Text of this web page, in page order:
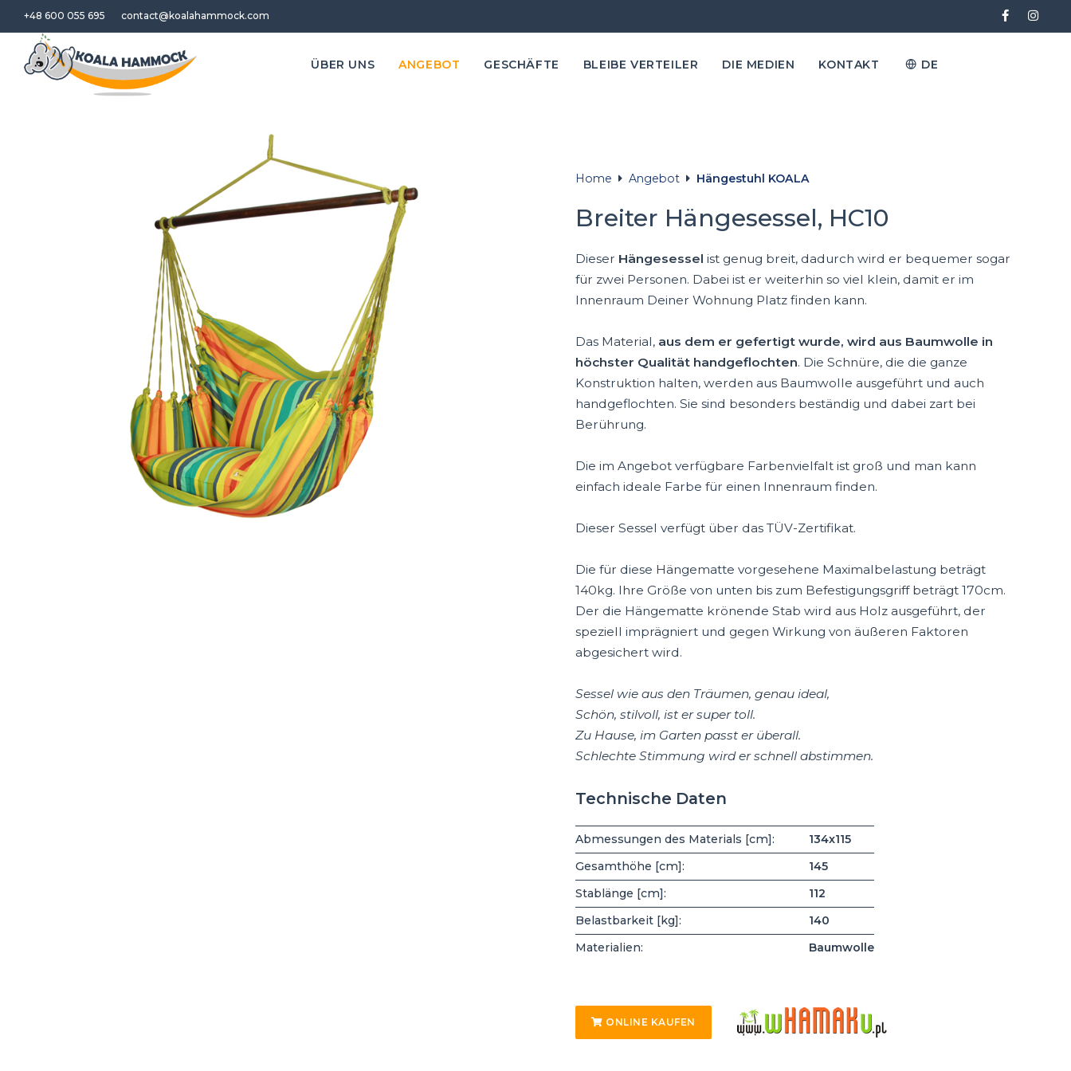
+48 600 055 695 contact@koalahammock.com
ÜBER UNS ANGEBOT GESCHÄFTE BLEIBE VERTEILER DIE MEDIEN KONTAKT DE
Home Angebot Hängestuhl KOALA
Breiter Hängesessel, HC10
Dieser Hängesessel ist genug breit, dadurch wird er bequemer sogar
für zwei Personen. Dabei ist er weiterhin so viel klein, damit er im
Innenraum Deiner Wohnung Platz finden kann.
Das Material, aus dem er gefertigt wurde, wird aus Baumwolle in
höchster Qualität handgeflochten. Die Schnüre, die die ganze
Konstruktion halten, werden aus Baumwolle ausgeführt und auch
handgeflochten. Sie sind besonders beständig und dabei zart bei
Berührung.
Die im Angebot verfügbare Farbenvielfalt ist groß und man kann
einfach ideale Farbe für einen Innenraum finden.
Dieser Sessel verfügt über das TÜV-Zertifikat.
Die für diese Hängematte vorgesehene Maximalbelastung beträgt
140kg. Ihre Größe von unten bis zum Befestigungsgriff beträgt 170cm.
Der die Hängematte krönende Stab wird aus Holz ausgeführt, der
speziell imprägniert und gegen Wirkung von äußeren Faktoren
abgesichert wird.
Sessel wie aus den Träumen, genau ideal,
Schön, stilvoll, ist er super toll.
Zu Hause, im Garten passt er überall.
Schlechte Stimmung wird er schnell abstimmen.
Technische Daten
Abmessungen des Materials [cm]:
134x115
Gesamthöhe [cm]:
145
Stablänge [cm]:
112
Belastbarkeit [kg]:
140
Materialien:
Baumwolle
ONLINE KAUFEN